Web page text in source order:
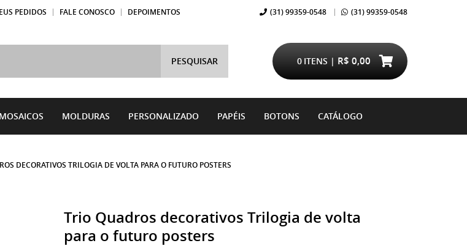
PEDIDOS FALE CONOSCO DEPOIMENTOS (31)99359-0548 (31)99359-0548
PESQUISAR ITENS
0 R$ 0,00
MOLDURAS PERSONALIZADO PAPÉIS BOTONS CATÁLOGO
DECORATIVOS TRILOGIA DE VOLTA PARA O FUTURO POSTERS
Trio Quadros decorativos Trilogia de volta
para o futuro posters